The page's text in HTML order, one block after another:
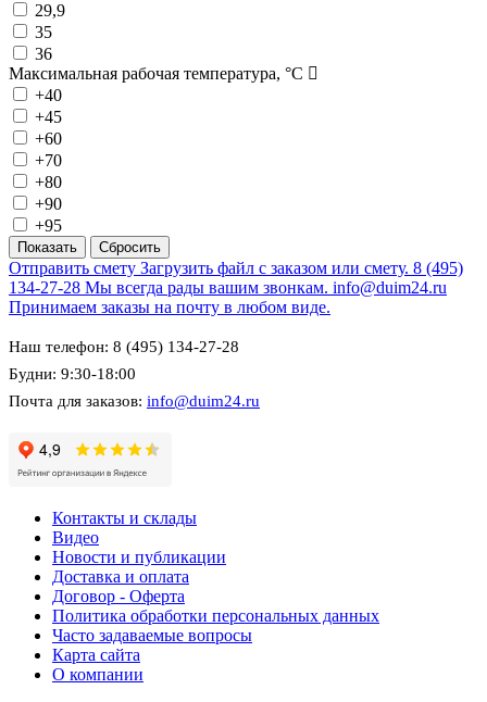
29,9
35
36
Максимальная рабочая температура, °C
+40
+45
+60
+70
+80
+90
+95
Отправить смету Загрузить файл с заказом или смету. 8 (495)
134-27-28 Мы всегда рады вашим звонкам. info@duim24.ru
Принимаем заказы на почту в любом виде.
Наш телефон: 8 (495) 134-27-28
Будни: 9:30-18:00
Почта для заказов: info@duim24.ru
Контакты и склады
Видео
Новости и публикации
Доставка и оплата
Договор - Оферта
Политика обработки персональных данных
Часто задаваемые вопросы
Карта сайта
О компании